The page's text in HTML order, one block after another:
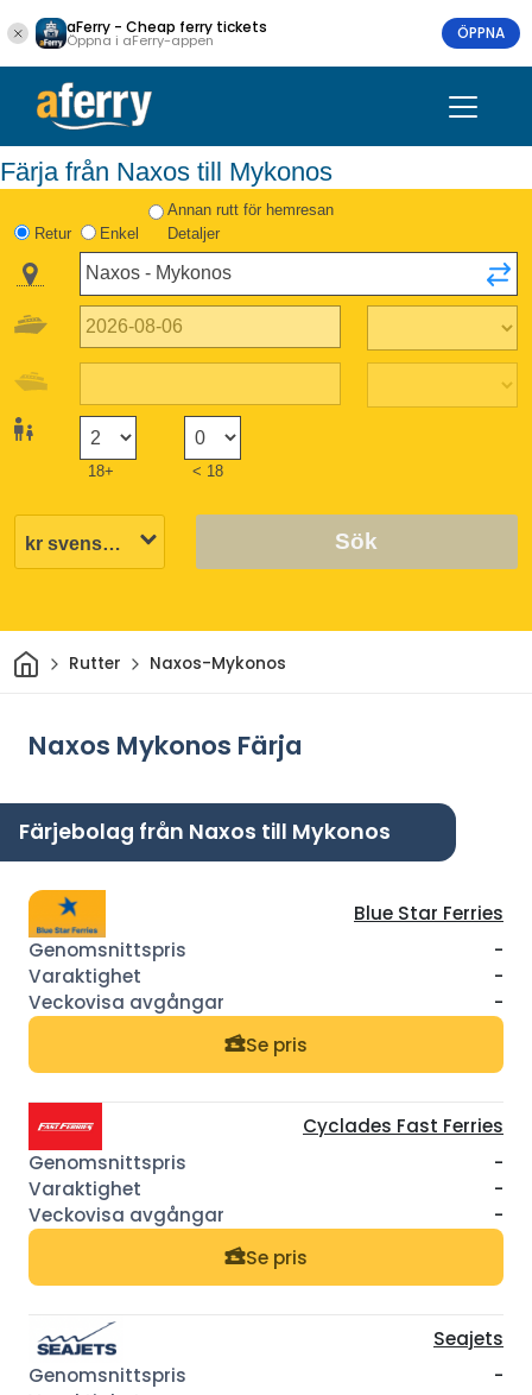
aFerry - Cheap ferry tickets
Öppna i aFerry-appen ÖPPNA
Färja från Naxos till Mykonos
Retur Enkel
Annan rutt för hemresan
Detaljer
18+ < 18
Sök
HemRutter Naxos-Mykonos
Naxos Mykonos Färja
Färjebolag från Naxos till Mykonos
Blue Star Ferries
-
-
-
Se pris
Cyclades Fast Ferries
-
-
-
Se pris
Seajets
-